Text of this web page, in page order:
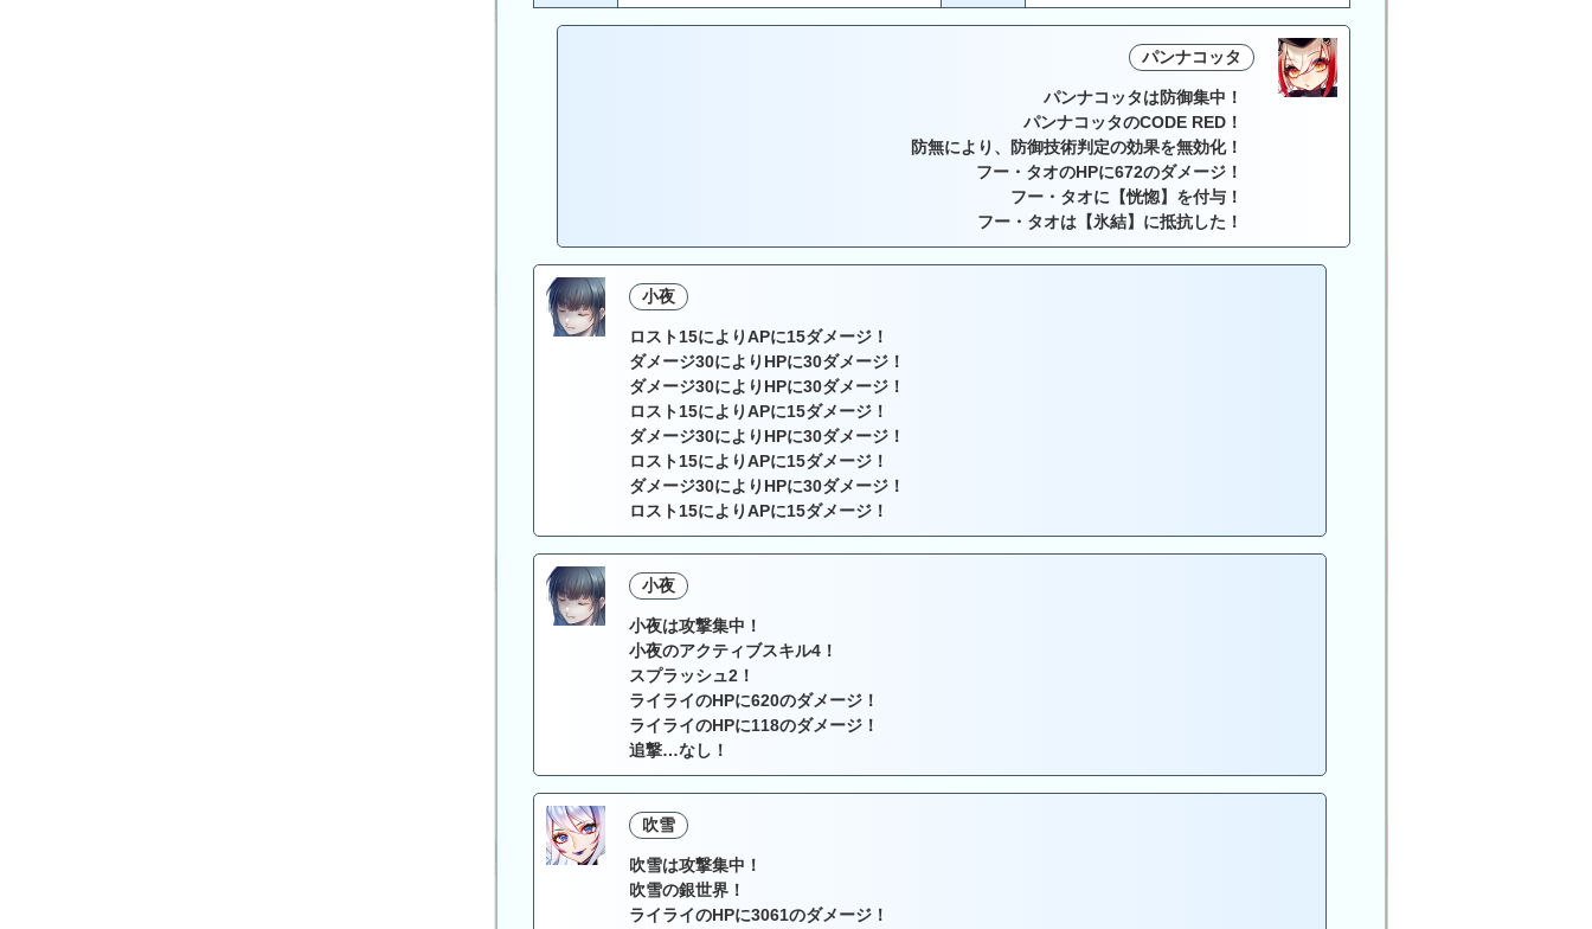
パンナコッタ
パンナコッタは防御集中！
パンナコッタのCODE RED！
防無により、防御技術判定の効果を無効化！
フー・タオのHPに672のダメージ！
フー・タオに【恍惚】を付与！
フー・タオは【氷結】に抵抗した！
小夜
ロスト15によりAPに15ダメージ！
ダメージ30によりHPに30ダメージ！
ダメージ30によりHPに30ダメージ！
ロスト15によりAPに15ダメージ！
ダメージ30によりHPに30ダメージ！
ロスト15によりAPに15ダメージ！
ダメージ30によりHPに30ダメージ！
ロスト15によりAPに15ダメージ！
小夜
小夜は攻撃集中！
小夜のアクティブスキル4！
スプラッシュ2！
ライライのHPに620のダメージ！
ライライのHPに118のダメージ！
追撃…なし！
吹雪
吹雪は攻撃集中！
吹雪の銀世界！
ライライのHPに3061のダメージ！